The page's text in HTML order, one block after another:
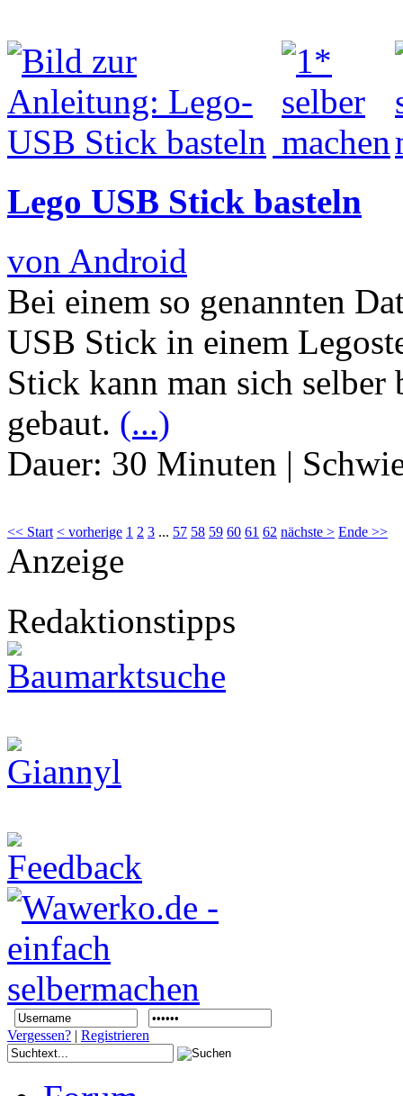
Lego USB Stick basteln
von Android
Bei einem so genannten
USB Stick in einem
Stick kann man sich
gebaut. (...)
Dauer: 30 Minuten |
<< Start < vorherige 1 2 3 ... 57 58 59 60 61 62 nächste > Ende >>
Anzeige
Redaktionstipps
Vergessen? | Registrieren